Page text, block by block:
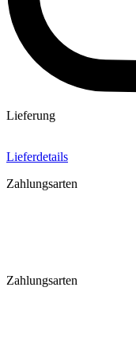
Lieferung
Lieferdetails
Zahlungsarten
Zahlungsarten